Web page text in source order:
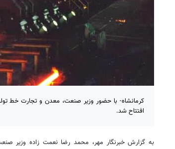
کرمانشاه- با حضور وزیر صنعت، معدن و تجارت خط
افتتاح شد.
به گزارش خبرنگار مهر، محمد رضا نعمت زاده وزیر